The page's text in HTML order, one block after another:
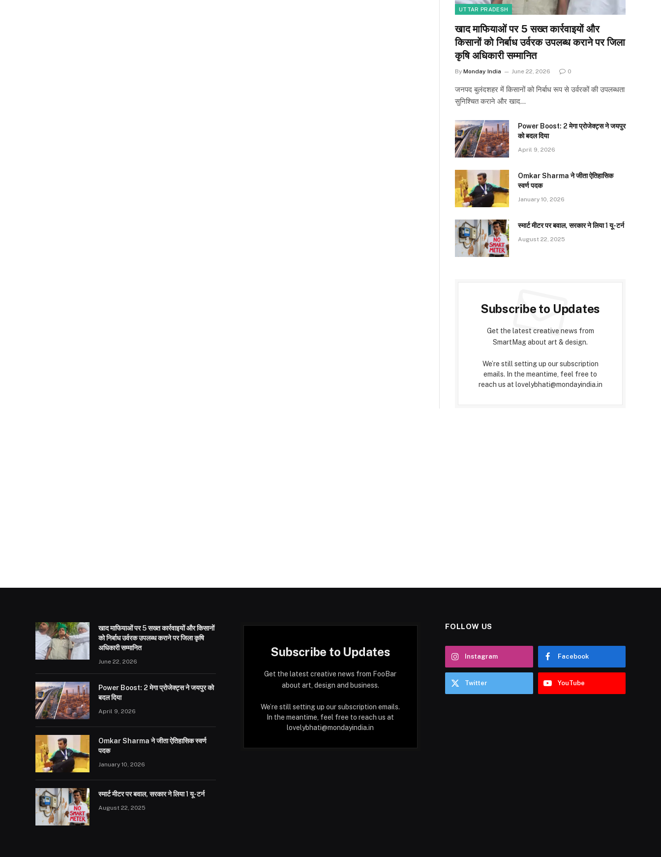
UTTAR PRADESH
खाद माफियाओं पर 5 सख्त कार्रवाइयों और
किसानों को निर्बाध उर्वरक उपलब्ध कराने पर जिला
कृषि अधिकारी सम्मानित
By Monday India June 22, 2026 0
जनपद बुलंदशहर में किसानों को निर्बाध रूप से उर्वरकों की उपलब्धता
सुनिश्चित कराने और खाद…
Power Boost: 2 मेगा प्रोजेक्ट्स ने जयपुर
को बदल दिया
April 9, 2026
Omkar Sharma ने जीता ऐतिहासिक
स्वर्ण पदक
January 10, 2026
स्मार्ट मीटर पर बवाल, सरकार ने लिया 1 यू-टर्न
August 22, 2025
Subscribe to Updates
Get the latest creative news from
SmartMag about art & design.
We’re still setting up our subscription
emails. In the meantime, feel free to
reach us at lovelybhati@mondayindia.in
खाद माफियाओं पर 5 सख्त कार्रवाइयों और किसानों
को निर्बाध उर्वरक उपलब्ध कराने पर जिला कृषि
अधिकारी सम्मानित
June 22, 2026
Power Boost: 2 मेगा प्रोजेक्ट्स ने जयपुर को
बदल दिया
April 9, 2026
Omkar Sharma ने जीता ऐतिहासिक स्वर्ण
पदक
January 10, 2026
स्मार्ट मीटर पर बवाल, सरकार ने लिया 1 यू-टर्न
August 22, 2025
Subscribe to Updates
Get the latest creative news from FooBar
about art, design and business.
We’re still setting up our subscription emails.
In the meantime, feel free to reach us at
lovelybhati@mondayindia.in
FOLLOW US
Instagram Facebook
Twitter YouTube